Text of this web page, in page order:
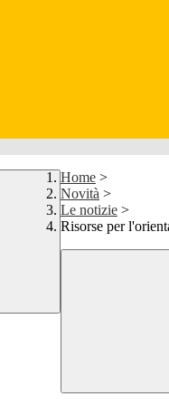
Home >
Novità >
Le notizie >
Risorse per